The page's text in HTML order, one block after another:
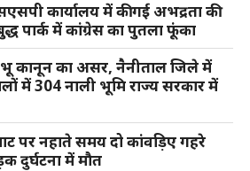
कार्यालय में की गई अभद्रता की
पार्क में कांग्रेस का पुतला फूंका
कानून का असर, नैनीताल जिले में
में 304 नाली भूमि राज्य सरकार में
पर नहाते समय दो कांवड़िए गहरे
दुर्घटना में मौत